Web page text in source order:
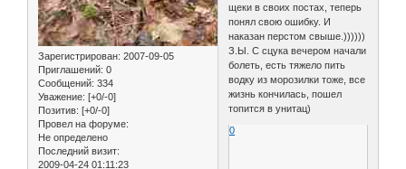
Зарегистрирован: 2007-09-05
Приглашений: 0
Сообщений: 334
Уважение: [+0/-0]
Позитив: [+0/-0]
Провел на форуме:
Не определено
Последний визит:
2009-04-24 01:11:23
щеки в своих постах, теперь
понял свою ошибку. И
наказан перстом свыше.))))))
З.Ы. С сцука вечером начали
болеть, есть тяжело пить
водку из морозилки тоже, все
жизнь кончилась, пошел
топится в унитац)
0